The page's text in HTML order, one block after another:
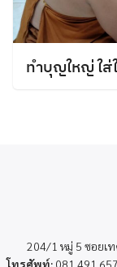
ทำบุญใหญ่ ใส่
204/1 หมู่ 5 ซอยเ
โทรศัพท์:081 491